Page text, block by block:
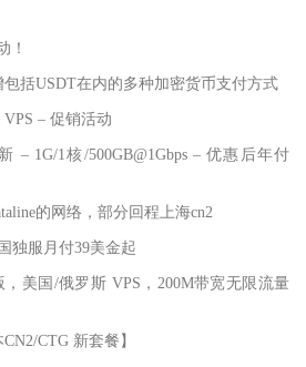
！
包括USDT在内的多种加密货币支付方式
VPS – 促销活动
– 1G/1核/500GB@1Gbps – 优惠后年付
的网络，部分回程上海cn2
独服月付39美金起
，美国/俄罗斯 VPS，200M带宽无限流量
CN2/CTG 新套餐】